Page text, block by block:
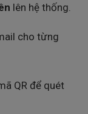
lên hệ thống.
cho từng
QR để quét